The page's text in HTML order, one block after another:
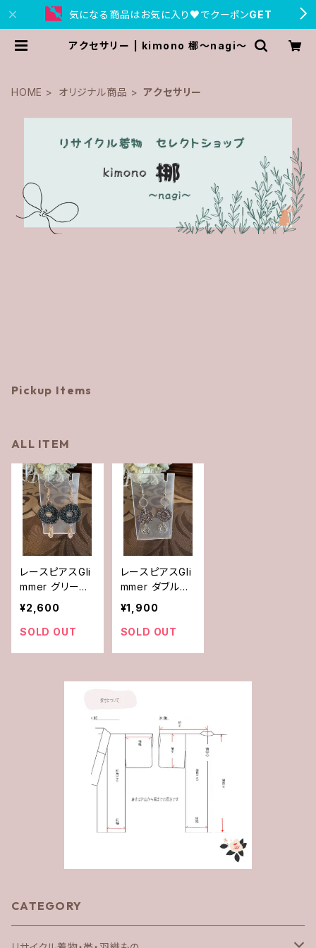
気になる商品はお気に入り♥でクーポンGET
アクセサリー | kimono 梛〜nagi〜
HOME オリジナル商品 アクセサリー
Pickup Items
ALL ITEM
レースピアスGli
mmer グリーン
×クリア
¥2,600
SOLD OUT
レースピアスGli
mmer ダブル
シルバーメタル
¥1,900
SOLD OUT
CATEGORY